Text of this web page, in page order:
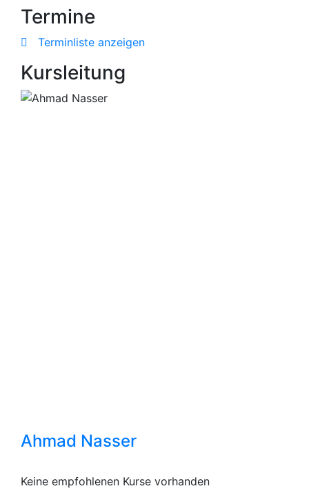
Termine
Terminliste anzeigen
Kursleitung
Ahmad Nasser
Keine empfohlenen Kurse vorhanden